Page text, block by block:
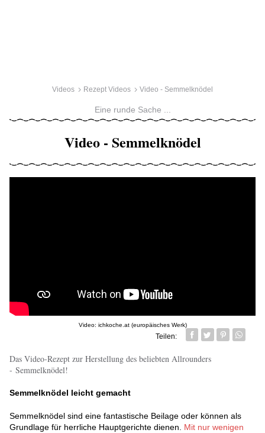
Videos Rezept Videos Video - Semmelknödel
Eine runde Sache ...
Video - Semmelknödel
Video: ichkoche.at (europäisches Werk)
Teilen:
Facebook
TwitterPin it
Das Video-Rezept zur Herstellung des beliebten Allrounders
- Semmelknödel!
Semmelknödel leicht gemacht
Semmelknödel sind eine fantastische Beilage oder können als
Grundlage für herrliche Hauptgerichte dienen. Mit nur wenigen